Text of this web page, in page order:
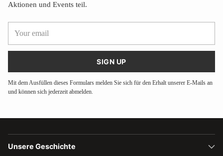
Aktionen und Events teil.
email
SIGN UP
Mit dem Ausfüllen dieses Formulars melden Sie sich für den Erhalt unserer E-Mails an
und können sich jederzeit abmelden.
Unsere Geschichte